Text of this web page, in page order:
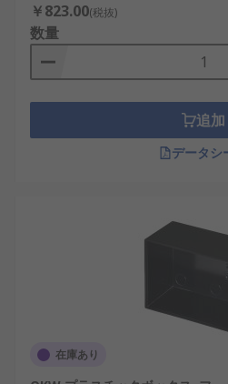
￥823.00(税抜)
数量
追加
データシ
在庫あり